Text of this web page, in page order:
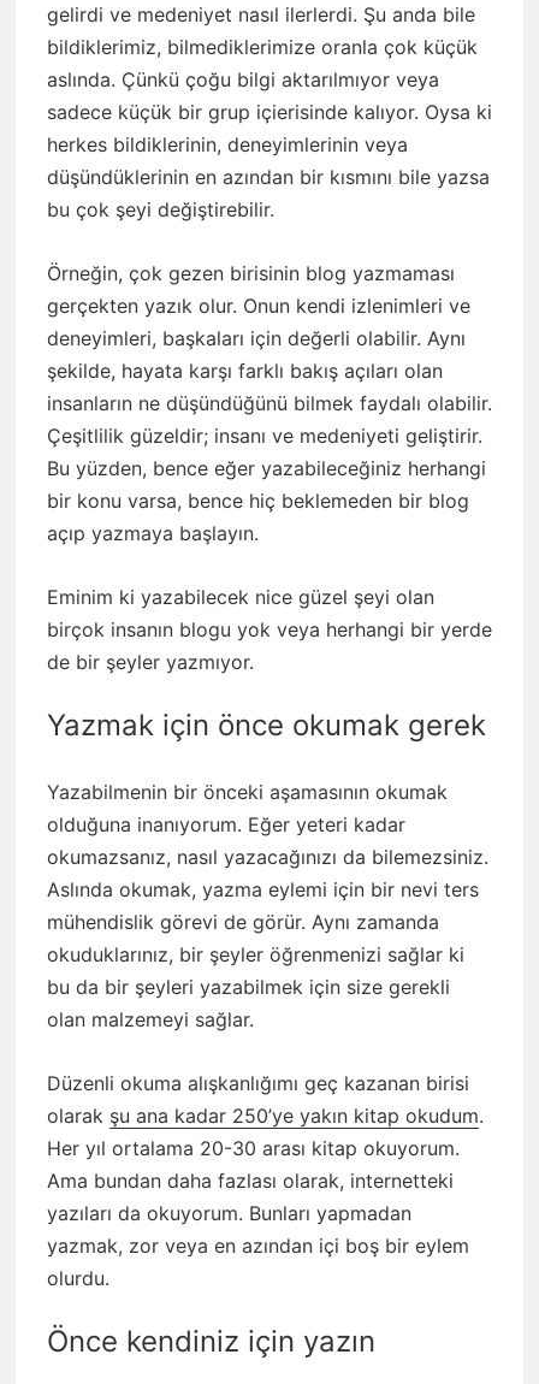
gelirdi ve medeniyet nasıl ilerlerdi. Şu anda bile
bildiklerimiz, bilmediklerimize oranla çok küçük
aslında. Çünkü çoğu bilgi aktarılmıyor veya
sadece küçük bir grup içierisinde kalıyor. Oysa ki
herkes bildiklerinin, deneyimlerinin veya
düşündüklerinin en azından bir kısmını bile yazsa
bu çok şeyi değiştirebilir.
Örneğin, çok gezen birisinin blog yazmaması
gerçekten yazık olur. Onun kendi izlenimleri ve
deneyimleri, başkaları için değerli olabilir. Aynı
şekilde, hayata karşı farklı bakış açıları olan
insanların ne düşündüğünü bilmek faydalı olabilir.
Çeşitlilik güzeldir; insanı ve medeniyeti geliştirir.
Bu yüzden, bence eğer yazabileceğiniz herhangi
bir konu varsa, bence hiç beklemeden bir blog
açıp yazmaya başlayın.
Eminim ki yazabilecek nice güzel şeyi olan
birçok insanın blogu yok veya herhangi bir yerde
de bir şeyler yazmıyor.
Yazmak için önce okumak gerek
Yazabilmenin bir önceki aşamasının okumak
olduğuna inanıyorum. Eğer yeteri kadar
okumazsanız, nasıl yazacağınızı da bilemezsiniz.
Aslında okumak, yazma eylemi için bir nevi ters
mühendislik görevi de görür. Aynı zamanda
okuduklarınız, bir şeyler öğrenmenizi sağlar ki
bu da bir şeyleri yazabilmek için size gerekli
olan malzemeyi sağlar.
Düzenli okuma alışkanlığımı geç kazanan birisi
olarak şu ana kadar 250’ye yakın kitap okudum.
Her yıl ortalama 20-30 arası kitap okuyorum.
Ama bundan daha fazlası olarak, internetteki
yazıları da okuyorum. Bunları yapmadan
yazmak, zor veya en azından içi boş bir eylem
olurdu.
Önce kendiniz için yazın